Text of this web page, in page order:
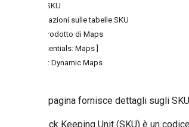
Nomi SKU
Informazioni sulle tabelle SKU
SKU prodotto di Maps
[ Essentials: Maps ]
SKU: Dynamic Maps
Questa pagina fornisce dettagli sugli
Uno Stock Keeping Unit (SKU) è un